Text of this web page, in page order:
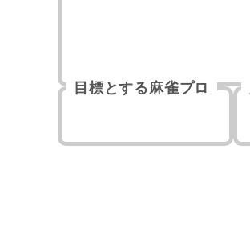
目標とする麻雀プロ